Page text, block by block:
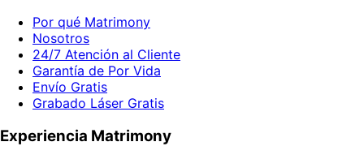
Por qué Matrimony
Nosotros
24/7 Atención al Cliente
Garantía de Por Vida
Envío Gratis
Grabado Láser Gratis
Experiencia Matrimony